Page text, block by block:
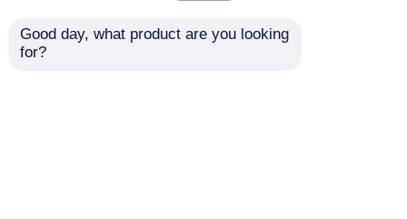
Good day, what product are you looking
for?